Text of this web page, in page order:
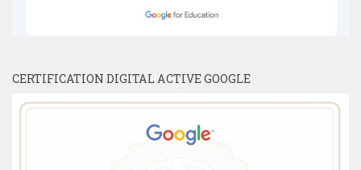
CERTIFICATION DIGITAL ACTIVE GOOGLE